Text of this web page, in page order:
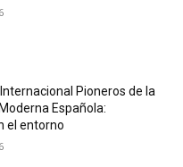
Pioneros de la
Española:
el entorno